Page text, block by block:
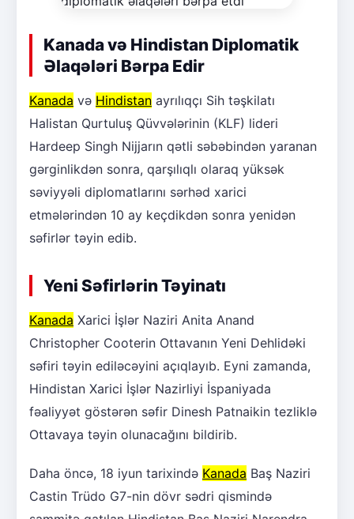
Kanada və Hindistan Diplomatik
Əlaqələri Bərpa Edir
Kanada və Hindistan ayrılıqçı Sih təşkilatı
Halistan Qurtuluş Qüvvələrinin (KLF) lideri
Hardeep Singh Nijjarın qətli səbəbindən yaranan
gərginlikdən sonra, qarşılıqlı olaraq yüksək
səviyyəli diplomatlarını sərhəd xarici
etmələrindən 10 ay keçdikdən sonra yenidən
səfirlər təyin edib.
Yeni Səfirlərin Təyinatı
Kanada Xarici İşlər Naziri Anita Anand
Christopher Cooterin Ottavanın Yeni Dehlidəki
səfiri təyin ediləcəyini açıqlayıb. Eyni zamanda,
Hindistan Xarici İşlər Nazirliyi İspaniyada
fəaliyyət göstərən səfir Dinesh Patnaikin tezliklə
Ottavaya təyin olunacağını bildirib.
Daha öncə, 18 iyun tarixində Kanada Baş Naziri
Castin Trüdo G7-nin dövr sədri qismində